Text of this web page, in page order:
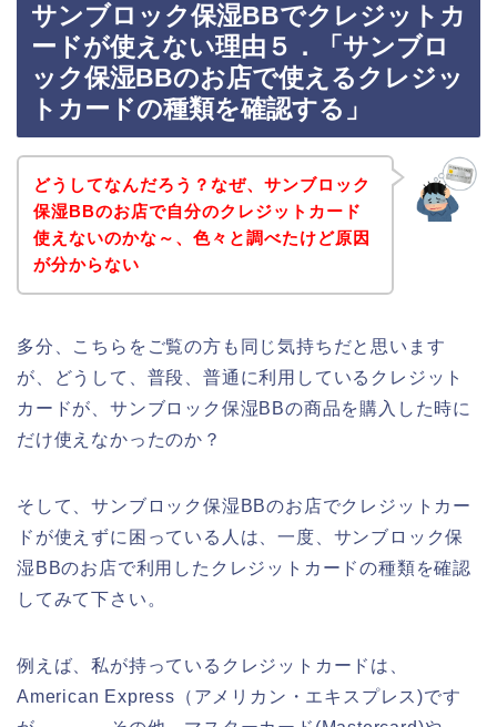
サンブロック保湿BBでクレジットカ
ードが使えない理由５．「サンブロ
ック保湿BBのお店で使えるクレジッ
トカードの種類を確認する」
どうしてなんだろう？なぜ、サンブロック
保湿BBのお店で自分のクレジットカード
使えないのかな～、色々と調べたけど原因
が分からない
多分、こちらをご覧の方も同じ気持ちだと思います
が、どうして、普段、普通に利用しているクレジット
カードが、サンブロック保湿BBの商品を購入した時に
だけ使えなかったのか？
そして、サンブロック保湿BBのお店でクレジットカー
ドが使えずに困っている人は、一度、サンブロック保
湿BBのお店で利用したクレジットカードの種類を確認
してみて下さい。
例えば、私が持っているクレジットカードは、
American Express（アメリカン・エキスプレス)です